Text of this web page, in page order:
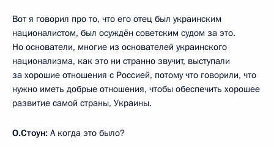
Вот я говорил про то, что его отец был украинским
националистом, был осуждён советским судом за это.
Но основатели, многие из основателей украинского
национализма, как это ни странно звучит, выступали
за хорошие отношения с Россией, потому что говорили, что
нужно иметь добрые отношения, чтобы обеспечить хорошее
развитие самой страны, Украины.
О.Стоун: А когда это было?